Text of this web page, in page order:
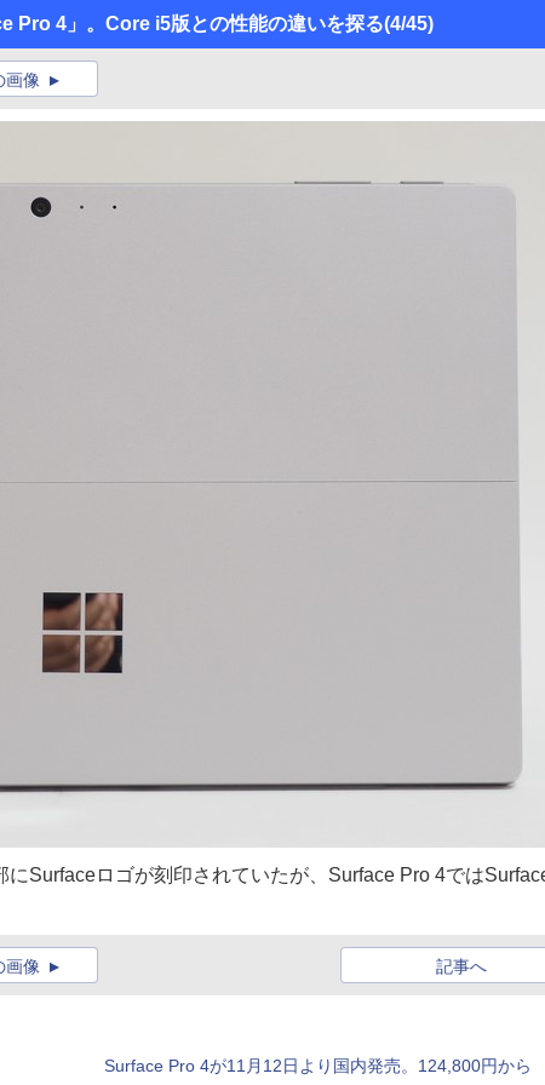
Pro 4」。Core i5版との性能の違いを探る(4/45)
画像
Surfaceロゴが刻印されていたが、Surface Pro 4では
記事へ
画像
Surface Pro 4が11月12日より国内発売。124,800円から